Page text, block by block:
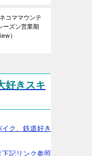
コママウンテ
ーズン営業期
）
好きスキ
ク、鉄道好き
記リンク参照